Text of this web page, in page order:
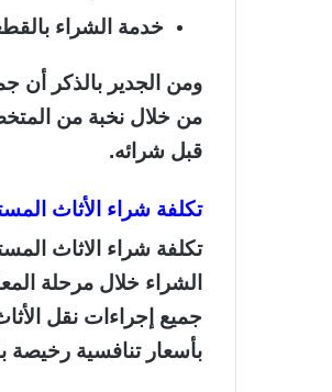
خدمة الشراء
ومن الجدير بالذكر أن
من خلال نخبة من
قبل شرائه.
تكلفة شراء الأثاث
تكلفة شراء الاثاث
الشراء خلال مرحلة
جميع إجراءات نقل
بأسعار تنافسية رخيصة